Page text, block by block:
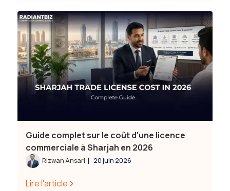
Guide complet sur le coût d'une licence
commerciale à Sharjah en 2026
Rizwan Ansari | 20 juin 2026
Lire l'article